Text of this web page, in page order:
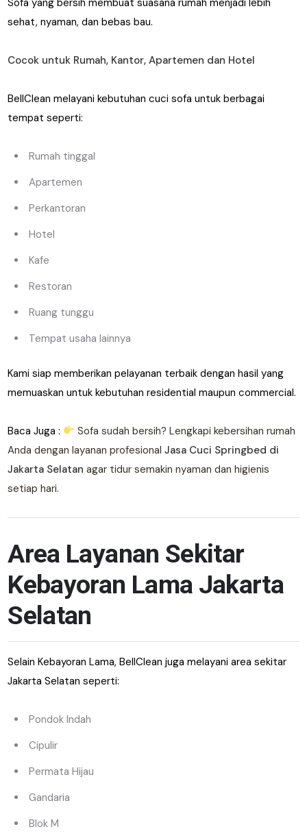
Sofa yang bersih membuat suasana rumah menjadi lebih
sehat, nyaman, dan bebas bau.
Cocok untuk Rumah, Kantor, Apartemen dan Hotel
BellClean melayani kebutuhan cuci sofa untuk berbagai
tempat seperti:
Rumah tinggal
Apartemen
Perkantoran
Hotel
Kafe
Restoran
Ruang tunggu
Tempat usaha lainnya
Kami siap memberikan pelayanan terbaik dengan hasil yang
memuaskan untuk kebutuhan residential maupun commercial.
Baca Juga :
Sofa sudah bersih? Lengkapi kebersihan rumah
Anda dengan layanan profesionalJasa Cuci Springbed di
Jakarta Selatanagar tidur semakin nyaman dan higienis
setiap hari.
Area Layanan Sekitar
Kebayoran Lama Jakarta
Selatan
Selain Kebayoran Lama, BellClean juga melayani area sekitar
Jakarta Selatan seperti:
Pondok Indah
Cipulir
Permata Hijau
Gandaria
Blok M